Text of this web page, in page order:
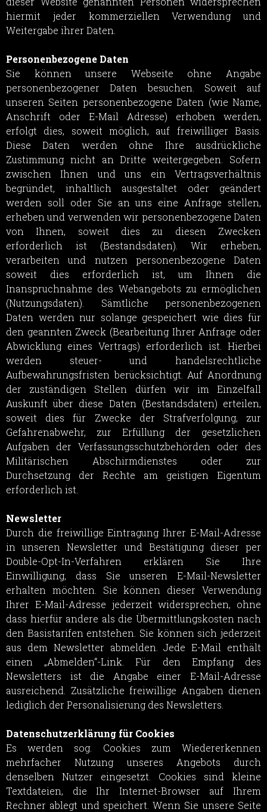
hiermit jeder kommerziellen Verwendung und
Weitergabe ihrer Daten.
Personenbezogene Daten
Sie können unsere Webseite ohne Angabe
personenbezogener Daten besuchen. Soweit auf
unseren Seiten personenbezogene Daten (wie Name,
Anschrift oder E-Mail Adresse) erhoben werden,
erfolgt dies, soweit möglich, auf freiwilliger Basis.
Diese Daten werden ohne Ihre ausdrückliche
Zustimmung nicht an Dritte weitergegeben. Sofern
zwischen Ihnen und uns ein Vertragsverhältnis
begründet, inhaltlich ausgestaltet oder geändert
werden soll oder Sie an uns eine Anfrage stellen,
erheben und verwenden wir personenbezogene Daten
von Ihnen, soweit dies zu diesen Zwecken
erforderlich ist (Bestandsdaten). Wir erheben,
verarbeiten und nutzen personenbezogene Daten
soweit dies erforderlich ist, um Ihnen die
Inanspruchnahme des Webangebots zu ermöglichen
(Nutzungsdaten). Sämtliche personenbezogenen
Daten werden nur solange gespeichert wie dies für
den geannten Zweck (Bearbeitung Ihrer Anfrage oder
Abwicklung eines Vertrags) erforderlich ist. Hierbei
werden steuer- und handelsrechtliche
Aufbewahrungsfristen berücksichtigt. Auf Anordnung
der zuständigen Stellen dürfen wir im Einzelfall
Auskunft über diese Daten (Bestandsdaten) erteilen,
soweit dies für Zwecke der Strafverfolgung, zur
Gefahrenabwehr, zur Erfüllung der gesetzlichen
Aufgaben der Verfassungsschutzbehörden oder des
Militärischen Abschirmdienstes oder zur
Durchsetzung der Rechte am geistigen Eigentum
erforderlich ist.
Newsletter
Durch die freiwillige Eintragung Ihrer E-Mail-Adresse
in unseren Newsletter und Bestätigung dieser per
Double-Opt-In-Verfahren erklären Sie Ihre
Einwilligung, dass Sie unseren E-Mail-Newsletter
erhalten möchten. Sie können dieser Verwendung
Ihrer E-Mail-Adresse jederzeit widersprechen, ohne
dass hierfür andere als die Übermittlungskosten nach
den Basistarifen entstehen. Sie können sich jederzeit
aus dem Newsletter abmelden. Jede E-Mail enthält
einen „Abmelden“-Link. Für den Empfang des
Newsletters ist die Angabe einer E-Mail-Adresse
ausreichend. Zusätzliche freiwillige Angaben dienen
lediglich der Personalisierung des Newsletters.
Datenschutzerklärung für Cookies
Es werden sog. Cookies zum Wiedererkennen
mehrfacher Nutzung unseres Angebots durch
denselben Nutzer eingesetzt. Cookies sind kleine
Textdateien, die Ihr Internet-Browser auf Ihrem
Rechner ablegt und speichert. Wenn Sie unsere Seite